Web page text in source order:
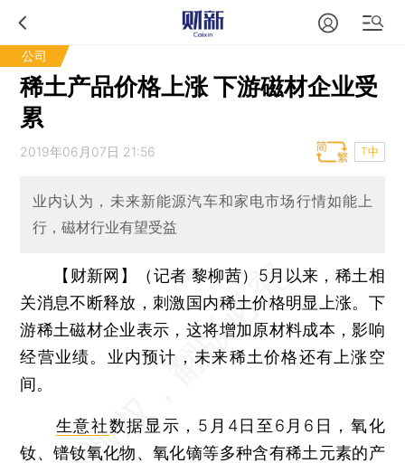
公司
稀土产品价格上涨 下游磁材企业受
累
2019年06月07日 21:56 T中
业内认为，未来新能源汽车和家电市场行情如能上
行，磁材行业有望受益
【财新网】（记者 黎柳茜） 5月以来，稀土相
关消息不断释放，刺激国内稀土价格明显上涨。下
游稀土磁材企业表示，这将增加原材料成本，影响
经营业绩。业内预计，未来稀土价格还有上涨空
间。
生意社数据显示，5月4日至6月6日，氧化
钕、镨钕氧化物、氧化镝等多种含有稀土元素的产